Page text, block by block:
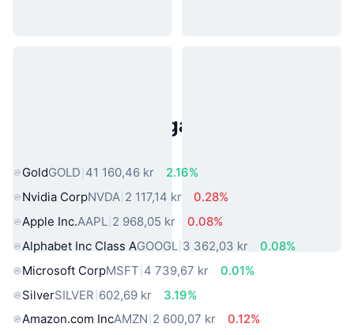
Populära tillgångar från den
GoldGOLD 41 160,46 kr
2.16%
Nvidia CorpNVDA 2 117,14 kr
0.28%
Apple Inc.AAPL 2 968,05 kr
0.08%
Alphabet Inc Class AGOOGL 3 362,03 kr
0.08%
Microsoft CorpMSFT 4 739,67 kr
0.01%
SilverSILVER 602,69 kr
3.19%
Amazon.com IncAMZN 2 600,07 kr
0.12%